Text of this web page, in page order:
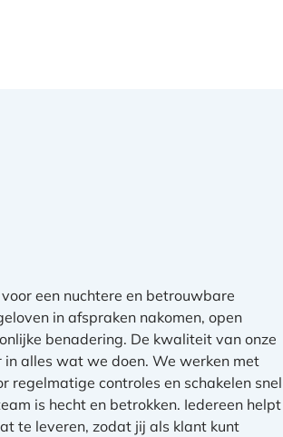
een nuchtere en betrouwbare
in afspraken nakomen, open
benadering. De kwaliteit van onze
alles wat we doen. We werken met
regelmatige controles en schakelen snel
is hecht en betrokken. Iedereen helpt
te leveren, zodat jij als klant kunt